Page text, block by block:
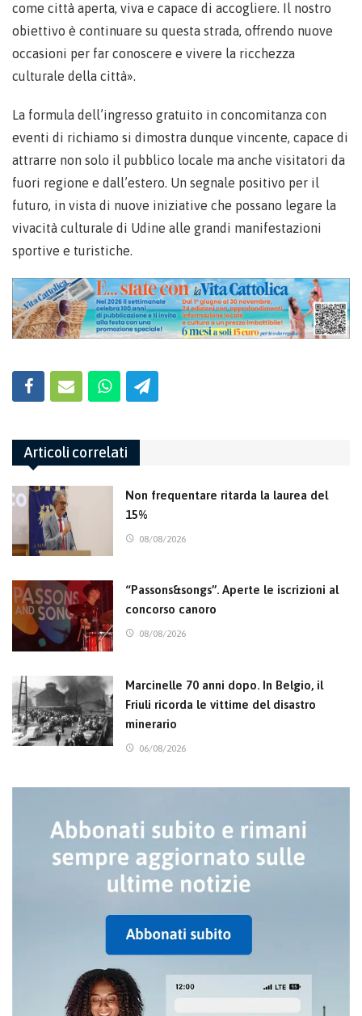
come città aperta, viva e capace di accogliere. Il nostro
obiettivo è continuare su questa strada, offrendo nuove
occasioni per far conoscere e vivere la ricchezza
culturale della città».
La formula dell’ingresso gratuito in concomitanza con
eventi di richiamo si dimostra dunque vincente, capace di
attrarre non solo il pubblico locale ma anche visitatori da
fuori regione e dall’estero. Un segnale positivo per il
futuro, in vista di nuove iniziative che possano legare la
vivacità culturale di Udine alle grandi manifestazioni
sportive e turistiche.
Articoli correlati
Non frequentare ritarda la laurea del
15%
08/08/2026
“Passons&songs”. Aperte le iscrizioni al
concorso canoro
08/08/2026
Marcinelle 70 anni dopo. In Belgio, il
Friuli ricorda le vittime del disastro
minerario
06/08/2026